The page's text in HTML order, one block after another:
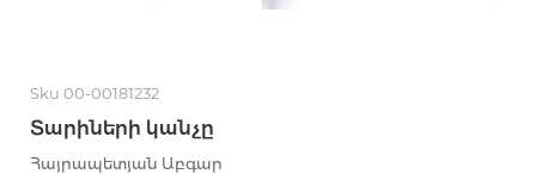
Sku 00-00181232
Տարիների կանչը
Հայրապետյան Աբգար